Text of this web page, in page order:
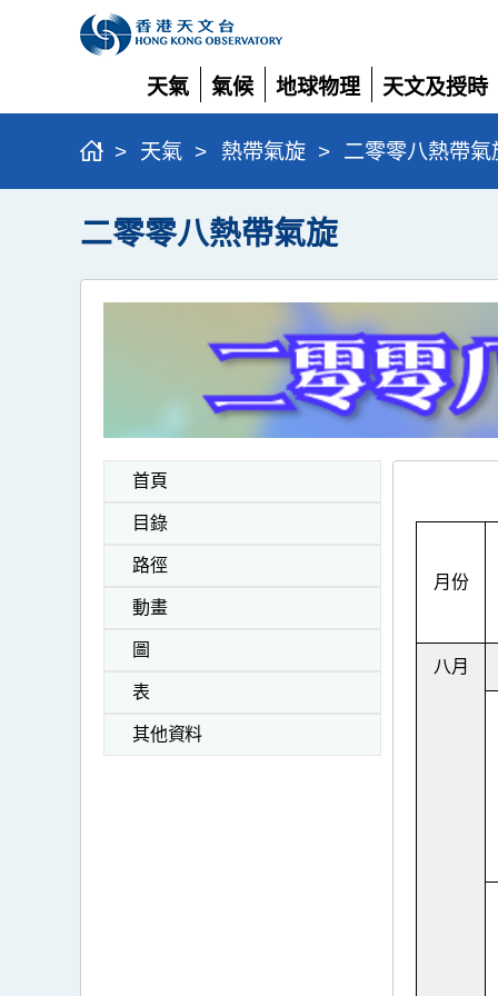
天氣
展
開
氣候
展
開
地球物理
展
開
天文及授時
展
開
> 天氣 > 熱帶氣旋 > 二零零八熱帶氣
二零零八熱帶氣旋
首頁
目錄
路徑
動畫
圖
表
其他資料
月份
八月